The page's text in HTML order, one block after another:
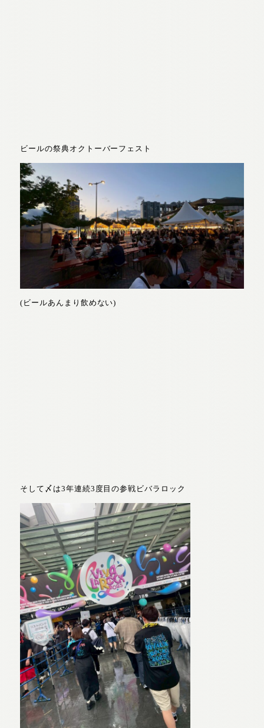
ビールの祭典オクトーバーフェスト
(ビールあんまり飲めない)
そして〆は3年連続3度目の参戦ビバラロック